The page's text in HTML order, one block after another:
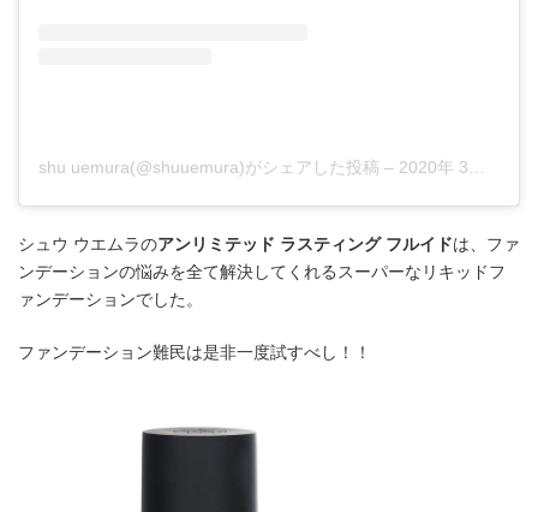
shu uemura(@shuuemura)がシェアした投稿 – 2020年 3月月30日午前6時20分PDT
シュウ ウエムラのアンリミテッド ラスティング フルイドは、ファ
ンデーションの悩みを全て解決してくれるスーパーなリキッドフ
ァンデーションでした。
ファンデーション難民は是非一度試すべし！！